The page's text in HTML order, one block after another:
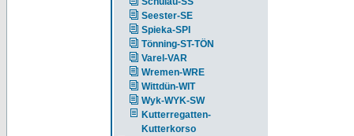
Seester-SE
Spieka-SPI
Tönning-ST-TÖN
Varel-VAR
Wremen-WRE
Wittdün-WIT
Wyk-WYK-SW
Kutterregatten-
Kutterkorso